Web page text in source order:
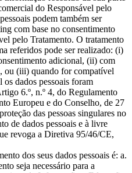
do Responsável pelo
podem também ser
com base no consentimento
pelo Tratamento. O tratamento
referidos pode ser realizado: (i)
adicional, (ii) com
ou (iii) quando for compatível
dados pessoais foram
6.º, n.º 4, do Regulamento
Europeu e do Conselho, de 27
das pessoas singulares no
de dados pessoais e à livre
revoga a Diretiva 95/46/CE,
dos seus dados pessoais é: a.
seja necessário para a